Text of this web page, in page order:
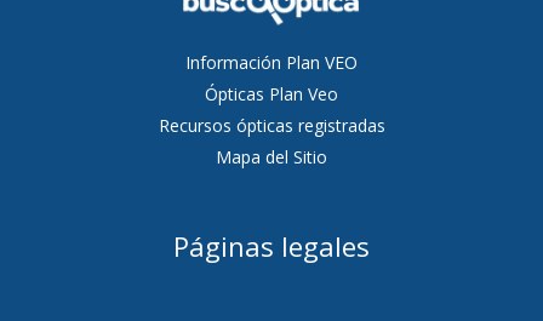
Información Plan VEO
Ópticas Plan Veo
Recursos ópticas registradas
Mapa del Sitio
Páginas legales